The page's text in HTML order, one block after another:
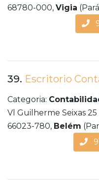
68780-000, Vigia
39. Escritorio
Categoria:
Vl Guilherme Seixas 25
66023-780, Belém